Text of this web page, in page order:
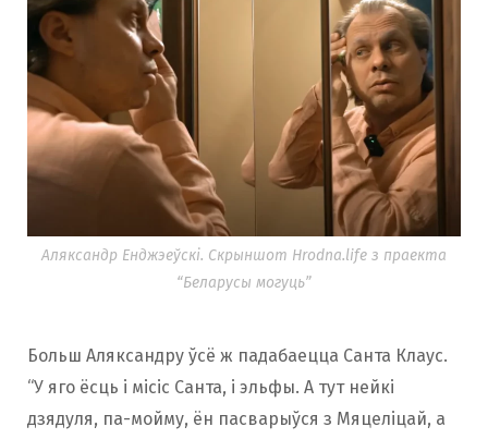
Аляксандр Енджэеўскі. Скрыншот Hrodna.life з праекта
“Беларусы могуць”
Больш Аляксандру ўсё ж падабаецца Санта Клаус.
“У яго ёсць і місіс Санта, і эльфы. А тут нейкі
дзядуля, па-мойму, ён пасварыўся з Мяцеліцай, а